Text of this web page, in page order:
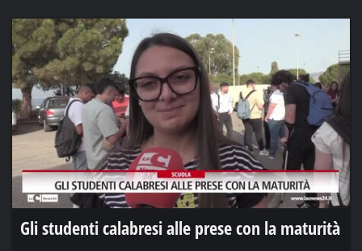
Gli studenti calabresi alle prese con la maturità